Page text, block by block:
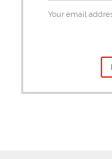
Your email